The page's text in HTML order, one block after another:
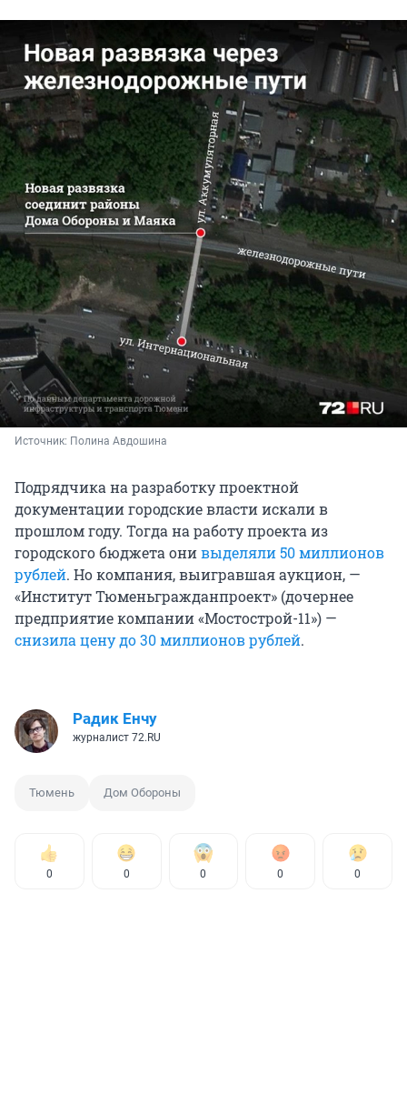
Источник: Полина Авдошина
Подрядчика на разработку проектной
документации городские власти искали в
прошлом году. Тогда на работу проекта из
городского бюджета онивыделяли 50 миллионов
рублей. Но компания, выигравшая аукцион, —
«Институт Тюменьгражданпроект» (дочернее
предприятие компании «Мостострой-11») —
снизила цену до 30 миллионов рублей.
Радик Енчу
журналист 72.RU
Тюмень Дом Обороны
0 0 0 0 0